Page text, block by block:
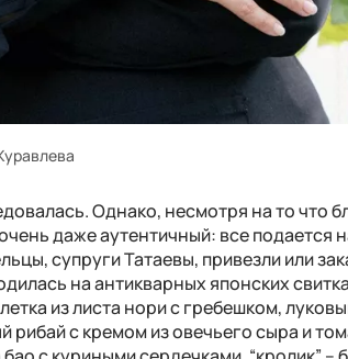
Однако, несмотря на то что
даже аутентичный: все подается
супруги Татаевы, привезли или
на антикварных японских
из листа нори с гребешком,
рибай с кремом из овечьего сыра и